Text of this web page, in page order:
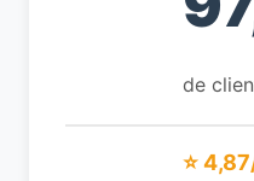
de
⭐